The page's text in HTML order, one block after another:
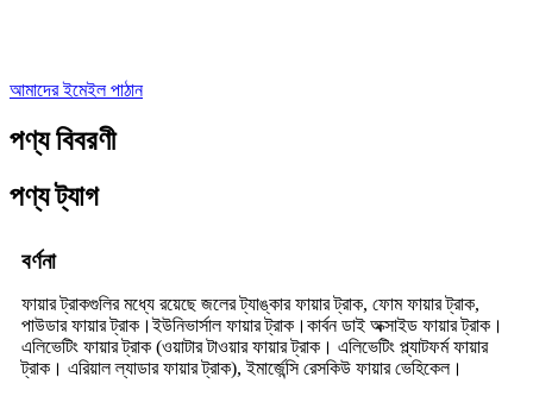
আমাদের ইমেইল পাঠান
পণ্য বিবরণী
পণ্য ট্যাগ
বর্ণনা
ফায়ার ট্রাকগুলির মধ্যে রয়েছে জলের ট্যাঙ্কার ফায়ার ট্রাক, ফোম ফায়ার ট্রাক,
পাউডার ফায়ার ট্রাক।ইউনিভার্সাল ফায়ার ট্রাক।কার্বন ডাই অক্সাইড ফায়ার ট্রাক।
এলিভেটিং ফায়ার ট্রাক (ওয়াটার টাওয়ার ফায়ার ট্রাক। এলিভেটিং প্ল্যাটফর্ম ফায়ার
ট্রাক। এরিয়াল ল্যাডার ফায়ার ট্রাক), ইমার্জেন্সি রেসকিউ ফায়ার ভেহিকেল।